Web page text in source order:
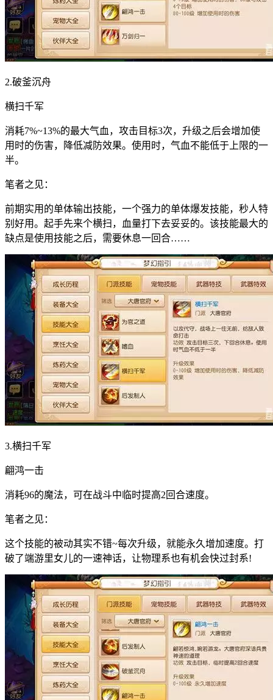
2.破釜沉舟
横扫千军
消耗7%~13%的最大气血，攻击目标3次，升级之后会增加使
用时的伤害，降低减防效果。使用时，气血不能低于上限的一
半。
笔者之见：
前期实用的单体输出技能，一个强力的单体爆发技能，秒人特
别好用。起手先来个横扫，血量打下去妥妥的。该技能最大的
缺点是使用技能之后，需要休息一回合……
3.横扫千军
翩鸿一击
消耗96的魔法，可在战斗中临时提高2回合速度。
笔者之见：
这个技能的被动其实不错~每次升级，就能永久增加速度。打
破了端游里女儿的一速神话，让物理系也有机会快过封系!